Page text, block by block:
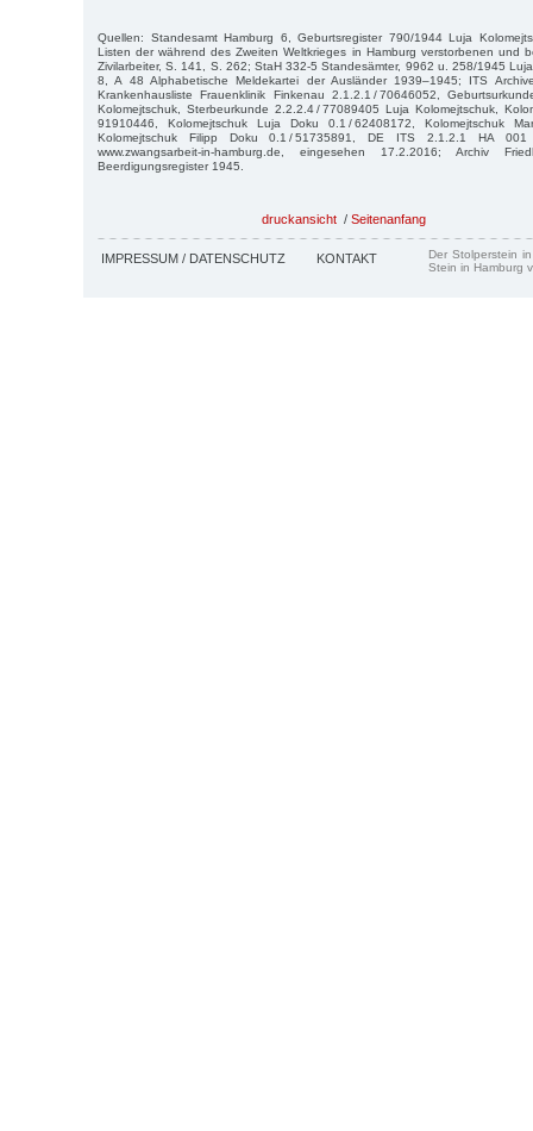
Quellen: Standesamt Hamburg 6, Geburtsregister 790/1944 Luja
Listen der während des Zweiten Weltkrieges in Hamburg verstorbenen und
Zivilarbeiter, S. 141, S. 262; StaH 332-5 Standesämter, 9962 u. 258/1945
8, A 48 Alphabetische Meldekartei der Ausländer 1939–1945; ITS
Krankenhausliste Frauenklinik Finkenau 2.1.2.1 / 70646052,
Kolomejtschuk, Sterbeurkunde 2.2.2.4 / 77089405 Luja Kolomejtschuk,
91910446, Kolomejtschuk Luja Doku 0.1 / 62408172, Kolomejtschuk
Kolomejtschuk Filipp Doku 0.1 / 51735891, DE ITS 2.1.2.1 HA 001
www.zwangsarbeit-in-hamburg.de, eingesehen 17.2.2016; Archiv
Beerdigungsregister 1945.
druckansicht / Seitenanfang
IMPRESSUM / DATENSCHUTZ KONTAKT
Der Stolperstein
Stein in Hamburg